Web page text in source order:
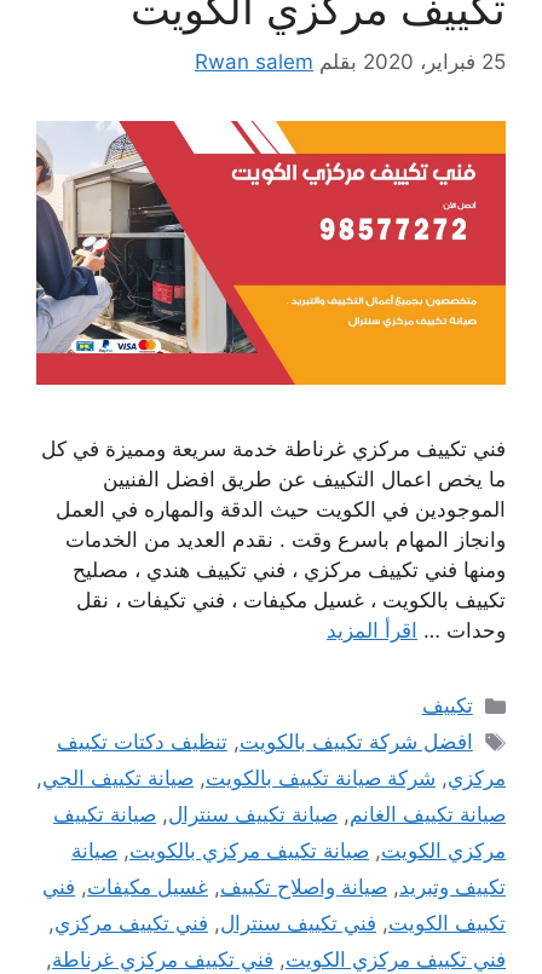
25 فبراير، 2020 بقلم Rwan salem
فني تكييف مركزي غرناطة خدمة سريعة ومميزة في كل
ما يخص اعمال التكييف عن طريق افضل الفنيين
الموجودين في الكويت حيث الدقة والمهاره في العمل
وانجاز المهام باسرع وقت . نقدم العديد من الخدمات
ومنها فني تكييف مركزي ، فني تكييف هندي ، مصليح
تكييف بالكويت ، غسيل مكيفات ، فني تكيفات ، نقل
وحدات … اقرأ المزيد
التصنيفات
تكييف
الوسوم
افضل شركة تكييف بالكويت,تنظيف دكتات تكييف
مركزي, شركة صيانة تكييف بالكويت, صيانة تكييف الجي,
صيانة تكييف الغانم, صيانة تكييف سنترال, صيانة تكييف
مركزي الكويت, صيانة تكييف مركزي بالكويت, صيانة
تكييف وتبريد, صيانة واصلاح تكييف, غسيل مكيفات, فني
تكييف الكويت, فني تكييف سنترال, فني تكييف مركزي,
فني تكييف مركزي الكويت, فني تكييف مركزي غرناطة,